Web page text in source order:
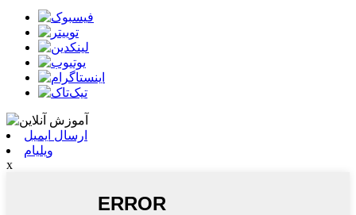
ارسال ایمیل
ویلیام
x